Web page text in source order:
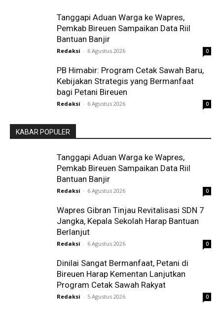
Tanggapi Aduan Warga ke Wapres,
Pemkab Bireuen Sampaikan Data Riil
Bantuan Banjir
Redaksi - 6 Agustus 2026 0
PB Himabir: Program Cetak Sawah Baru,
Kebijakan Strategis yang Bermanfaat
bagi Petani Bireuen
Redaksi - 6 Agustus 2026 0
KABAR POPULER
Tanggapi Aduan Warga ke Wapres,
Pemkab Bireuen Sampaikan Data Riil
Bantuan Banjir
Redaksi - 6 Agustus 2026 0
Wapres Gibran Tinjau Revitalisasi SDN 7
Jangka, Kepala Sekolah Harap Bantuan
Berlanjut
Redaksi - 6 Agustus 2026 0
Dinilai Sangat Bermanfaat, Petani di
Bireuen Harap Kementan Lanjutkan
Program Cetak Sawah Rakyat
Redaksi - 5 Agustus 2026 0